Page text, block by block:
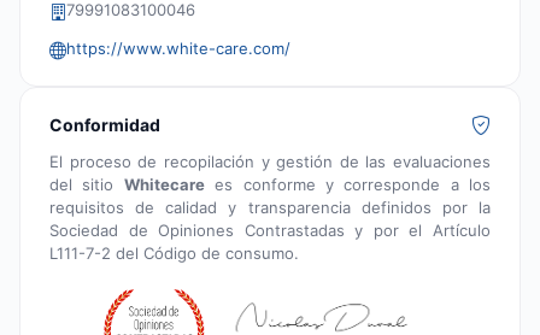
79991083100046
https://www.white-care.com/
Conformidad
El proceso de recopilación y gestión de las evaluaciones
del sitio Whitecarees conforme y corresponde a los
requisitos de calidad y transparencia definidos por la
Sociedad de Opiniones Contrastadas y por el Artículo
L111-7-2 del Código de consumo.